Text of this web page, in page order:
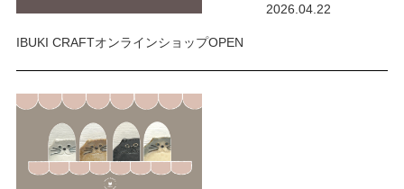
2026.04.22
IBUKI CRAFTオンラインショップOPEN